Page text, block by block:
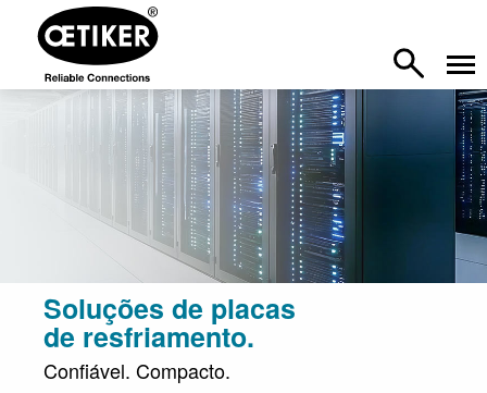
Soluções de placas
de resfriamento.
Confiável. Compacto.